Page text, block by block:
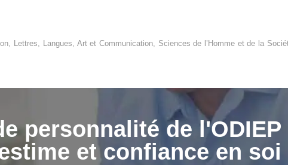
Lettres, Langues, Art et Communication, Sciences de l’Homme et de la
personnalité de l'ODIEP
et confiance en soi